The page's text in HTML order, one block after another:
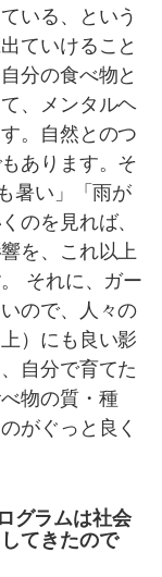
いる、という
ていけること
分の食べ物と
、メンタルヘ
。自然とのつ
あります。そ
暑い」「雨が
のを見れば、
を、これ以上
それに、ガー
ので、人々の
）にも良い影
自分で育てた
物の質・種
がぐっと良く
グラムは社会
てきたので